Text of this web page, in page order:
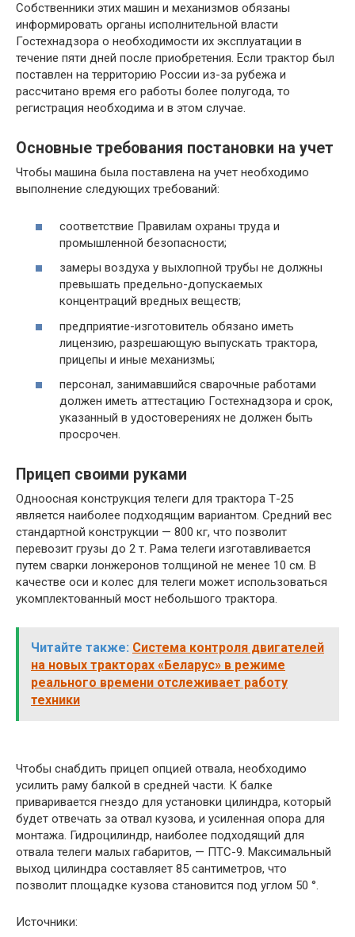
Собственники этих машин и механизмов обязаны
информировать органы исполнительной власти
Гостехнадзора о необходимости их эксплуатации в
течение пяти дней после приобретения. Если трактор был
поставлен на территорию России из-за рубежа и
рассчитано время его работы более полугода, то
регистрация необходима и в этом случае.
Основные требования постановки на учет
Чтобы машина была поставлена на учет необходимо
выполнение следующих требований:
соответствие Правилам охраны труда и
промышленной безопасности;
замеры воздуха у выхлопной трубы не должны
превышать предельно-допускаемых
концентраций вредных веществ;
предприятие-изготовитель обязано иметь
лицензию, разрешающую выпускать трактора,
прицепы и иные механизмы;
персонал, занимавшийся сварочные работами
должен иметь аттестацию Гостехнадзора и срок,
указанный в удостоверениях не должен быть
просрочен.
Прицеп своими руками
Одноосная конструкция телеги для трактора Т-25
является наиболее подходящим вариантом. Средний вес
стандартной конструкции — 800 кг, что позволит
перевозит грузы до 2 т. Рама телеги изготавливается
путем сварки лонжеронов толщиной не менее 10 см. В
качестве оси и колес для телеги может использоваться
укомплектованный мост небольшого трактора.
Читайте также: Система контроля двигателей
на новых тракторах «Беларус» в режиме
реального времени отслеживает работу
техники
Чтобы снабдить прицеп опцией отвала, необходимо
усилить раму балкой в средней части. К балке
приваривается гнездо для установки цилиндра, который
будет отвечать за отвал кузова, и усиленная опора для
монтажа. Гидроцилиндр, наиболее подходящий для
отвала телеги малых габаритов, — ПТС-9. Максимальный
выход цилиндра составляет 85 сантиметров, что
позволит площадке кузова становится под углом 50 °.
Источники: